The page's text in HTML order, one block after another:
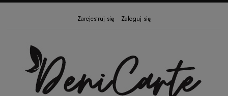
Zarejestruj się Zaloguj się